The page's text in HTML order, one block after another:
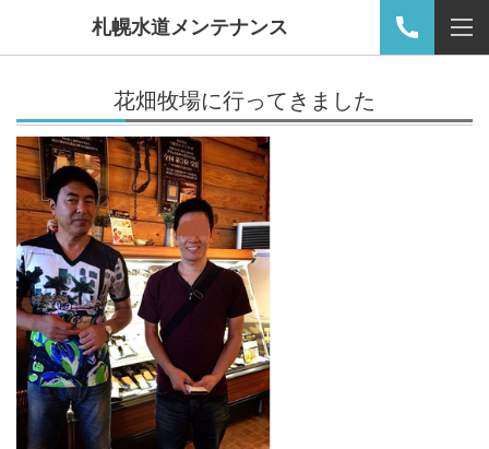
札幌水道メンテナンス
花畑牧場に行ってきました